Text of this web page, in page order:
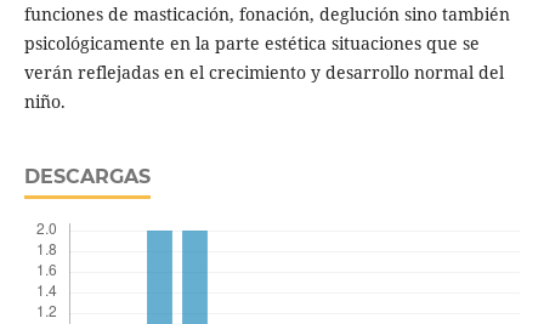
funciones de masticación, fonación, deglución sino también
psicológicamente en la parte estética situaciones que se
verán reflejadas en el crecimiento y desarrollo normal del
niño.
DESCARGAS